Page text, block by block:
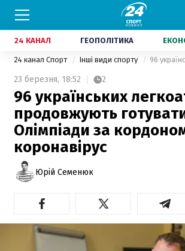
24 КАНАЛ ГЕОПОЛІТИКА
24 канал Спорт Інші види спорту
23 березня, 18:52 2
96 українських
продовжують
Олімпіади за
коронавірус
Юрій Семенюк